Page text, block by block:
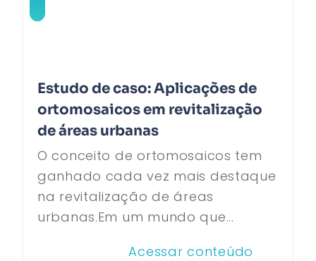
Estudo de caso: Aplicações de
ortomosaicos em revitalização
de áreas urbanas
O conceito de ortomosaicos tem
ganhado cada vez mais destaque
na revitalização de áreas
urbanas.Em um mundo que...
Acessar conteúdo